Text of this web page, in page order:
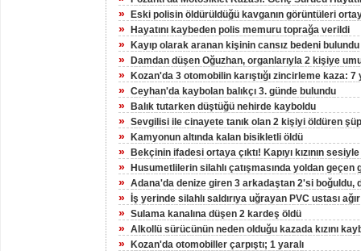
» Eski polisin öldürüldüğü kavganın görüntüleri
» Hayatını kaybeden polis memuru toprağa verildi
» Kayıp olarak aranan kişinin cansız bedeni bulundu
» Damdan düşen Oğuzhan, organlarıyla 2 kişiye
» Kozan'da 3 otomobilin karıştığı zincirleme kaza: 7
» Ceyhan'da kaybolan balıkçı 3. günde bulundu
» Balık tutarken düştüğü nehirde kayboldu
» Sevgilisi ile cinayete tanık olan 2 kişiyi öldüren
» Kamyonun altında kalan bisikletli öldü
» Bekçinin ifadesi ortaya çıktı! Kapıyı kızının sesiyle
» Husumetlilerin silahlı çatışmasında yoldan
» Adana'da denize giren 3 arkadaştan 2'si boğuldu,
» İş yerinde silahlı saldırıya uğrayan PVC ustası
» Sulama kanalına düşen 2 kardeş öldü
» Alkollü sürücünün neden olduğu kazada kızını
» Kozan'da otomobiller çarpıştı; 1 yaralı